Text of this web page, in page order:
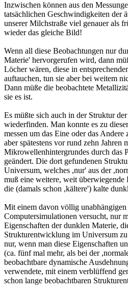
Inzwischen können aus den
tatsächlichen Geschwindigkeiten der
unserer Milchstraße viel genauer als
wieder das gleiche Bild!
Wenn all diese Beobachtungen nur
Materie' hervorgerufen wird, dann
Löcher wären, diese in
auftauchen, tun sie aber bei weitem
Dann müße die beobachtete
sie es ist.
Es müßte sich auch in der Struktur
wiederfinden. Man konnte es zu
messen um das Eine oder das
aber spätestens vor rund zehn Jahren
Mikrowellenhintergrundes durch das
geändert. Die dort gefundenen
Universum, welches ,nur' aus der
muß eine weitere, weit
die (damals schon ,kältere') kalte
Mit einem davon völlig
Computersimulationen versucht, nur
Eigenschaften der dunklen Materie,
Strukturentwicklung im Universum
nur, wenn man diese Eigenschaften
(ca. fünf mal mehr, als bei der
beobachtbare dynamische
verwendete, mit einem verblüffend
schon lange beobachtbaren